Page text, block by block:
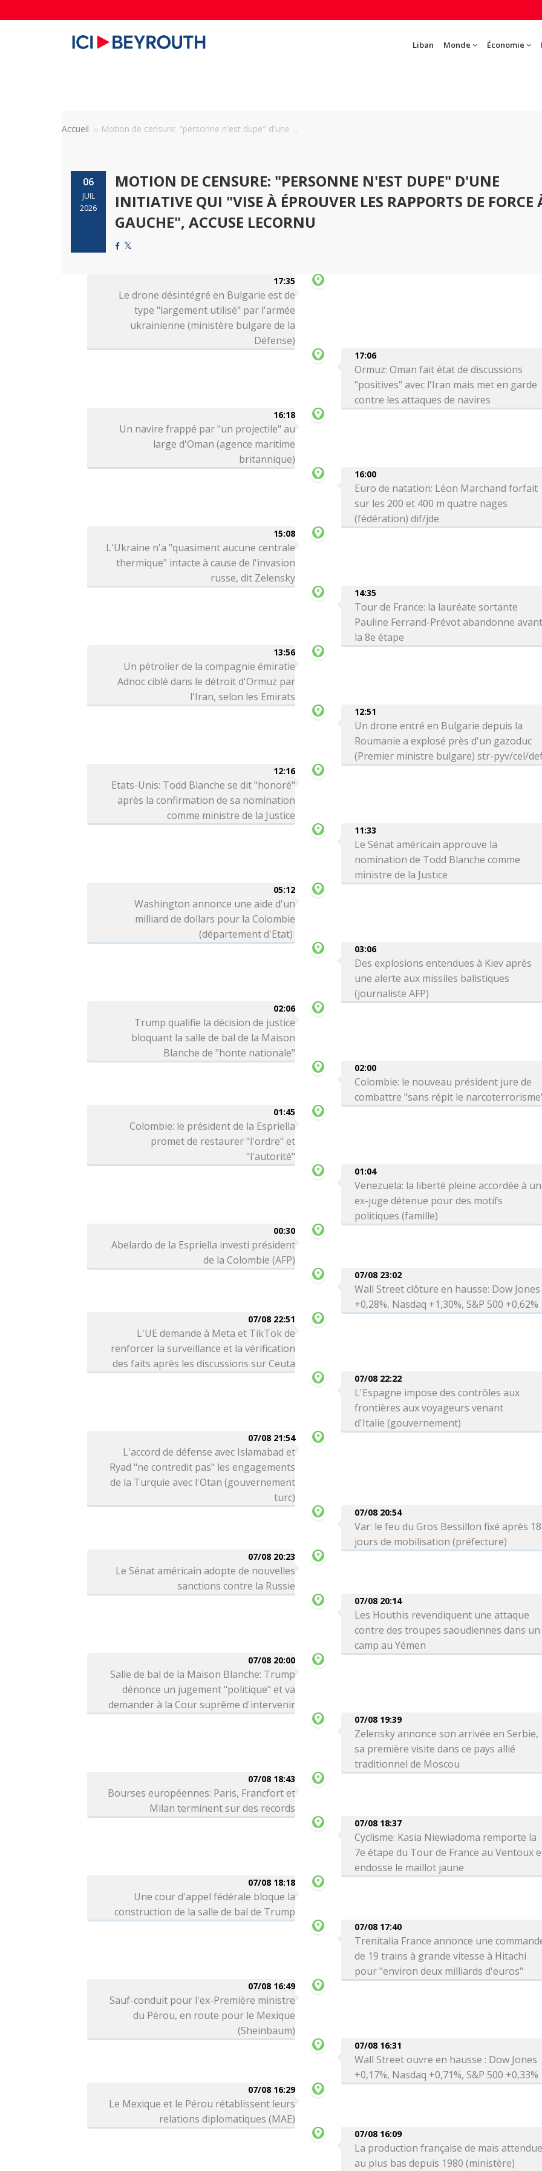
Liban Monde Économie
Accueil Motion de censure: "personne n'est dupe" d'une ...
06
JUIL
2026
MOTION DE CENSURE: "PERSONNE N'EST DUPE" D'UNE
INITIATIVE QUI "VISE À ÉPROUVER LES RAPPORTS DE FORCE
GAUCHE", ACCUSE LECORNU
17:35
Le drone désintégré en Bulgarie est de
type "largement utilisé" par l'armée
ukrainienne (ministère bulgare de la
Défense)
17:06
Ormuz: Oman fait état de discussions
"positives" avec l'Iran mais met en garde
contre les attaques de navires
16:18
Un navire frappé par "un projectile" au
large d'Oman (agence maritime
britannique)
16:00
Euro de natation: Léon Marchand forfait
sur les 200 et 400 m quatre nages
(fédération) dif/jde
15:08
L'Ukraine n'a "quasiment aucune centrale
thermique" intacte à cause de l'invasion
russe, dit Zelensky
14:35
Tour de France: la lauréate sortante
Pauline Ferrand-Prévot abandonne
la 8e étape
13:56
Un pétrolier de la compagnie émiratie
Adnoc ciblé dans le détroit d'Ormuz par
l'Iran, selon les Emirats
12:51
Un drone entré en Bulgarie depuis la
Roumanie a explosé près d'un gazoduc
(Premier ministre bulgare) str-pyv/cel/
12:16
Etats-Unis: Todd Blanche se dit "honoré"
après la confirmation de sa nomination
comme ministre de la Justice
11:33
Le Sénat américain approuve la
nomination de Todd Blanche comme
ministre de la Justice
05:12
Washington annonce une aide d'un
milliard de dollars pour la Colombie
(département d'Etat)
03:06
Des explosions entendues à Kiev après
une alerte aux missiles balistiques
(journaliste AFP)
02:06
Trump qualifie la décision de justice
bloquant la salle de bal de la Maison
Blanche de "honte nationale"
02:00
Colombie: le nouveau président jure de
combattre "sans répit le
01:45
Colombie: le président de la Espriella
promet de restaurer "l'ordre" et
"l'autorité"
01:04
Venezuela: la liberté pleine accordée à
ex-juge détenue pour des motifs
politiques (famille)
00:30
Abelardo de la Espriella investi président
de la Colombie (AFP)
07/08 23:02
Wall Street clôture en hausse: Dow Jones
+0,28%, Nasdaq +1,30%, S&P 500 +0,62%
07/08 22:51
L'UE demande à Meta et TikTok de
renforcer la surveillance et la vérification
des faits après les discussions sur Ceuta
07/08 22:22
L'Espagne impose des contrôles aux
frontières aux voyageurs venant
d'Italie (gouvernement)
07/08 21:54
L'accord de défense avec Islamabad et
Ryad "ne contredit pas" les engagements
de la Turquie avec l'Otan (gouvernement
turc)
07/08 20:54
Var: le feu du Gros Bessillon fixé après 18
jours de mobilisation (préfecture)
07/08 20:23
Le Sénat américain adopte de nouvelles
sanctions contre la Russie
07/08 20:14
Les Houthis revendiquent une attaque
contre des troupes saoudiennes dans un
camp au Yémen
07/08 20:00
Salle de bal de la Maison Blanche: Trump
dénonce un jugement "politique" et va
demander à la Cour suprême d'intervenir
07/08 19:39
Zelensky annonce son arrivée en Serbie,
sa première visite dans ce pays allié
traditionnel de Moscou
07/08 18:43
Bourses européennes: Paris, Francfort et
Milan terminent sur des records
07/08 18:37
Cyclisme: Kasia Niewiadoma remporte la
7e étape du Tour de France au Ventoux
endosse le maillot jaune
07/08 18:18
Une cour d'appel fédérale bloque la
construction de la salle de bal de Trump
07/08 17:40
Trenitalia France annonce une
de 19 trains à grande vitesse à Hitachi
pour "environ deux milliards d'euros"
07/08 16:49
Sauf-conduit pour l'ex-Première ministre
du Pérou, en route pour le Mexique
(Sheinbaum)
07/08 16:31
Wall Street ouvre en hausse : Dow Jones
+0,17%, Nasdaq +0,71%, S&P 500 +0,33%
07/08 16:29
Le Mexique et le Pérou rétablissent leurs
relations diplomatiques (MAE)
07/08 16:09
La production française de maïs
au plus bas depuis 1980 (ministère)